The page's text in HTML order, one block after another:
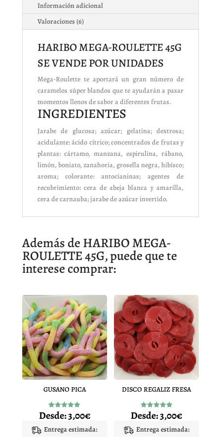
Información adicional
Valoraciones (6)
HARIBO MEGA-ROULETTE 45G
SE VENDE POR UNIDADES
Mega-Roulette te aportará un gran número de
caramelos súper blandos que te ayudarán a pasar
momentos llenos de sabor a diferentes frutas.
INGREDIENTES
Jarabe de glucosa; azúcar; gelatina; dextrosa;
acidulante: ácido cítrico; concentrados de frutas y
plantas: cártamo, manzana, espirulina, rábano,
limón, boniato, zanahoria, grosella negra, hibisco;
aroma; colorante: antocianinas; agentes de
recubrimiento: cera de abeja blanca y amarilla,
cera de carnauba; jarabe de azúcar invertido.
Además de HARIBO MEGA-
ROULETTE 45G, puede que te
interese comprar:
GUSANO PICA
Valorado
con
de 5
Desde:3,00€
Entrega estimada:
DISCO REGALIZ FRESA
Valorado
con
de 5
Desde:3,00€
Entrega estimada: